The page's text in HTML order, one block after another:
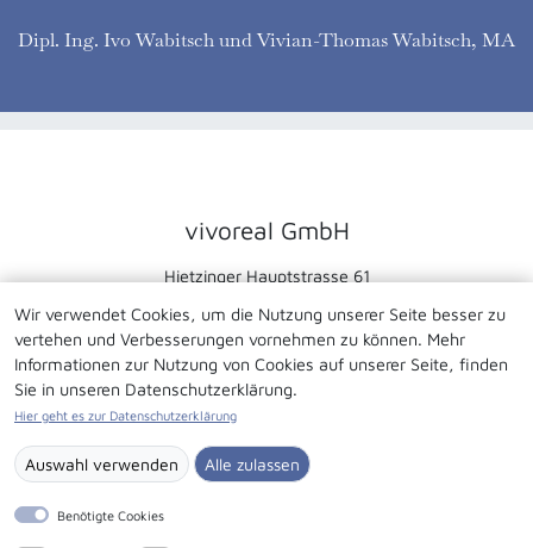
Dipl. Ing. Ivo Wabitsch und Vivian-Thomas Wabitsch, MA
vivoreal GmbH
Hietzinger Hauptstrasse 61
+43 664 855 47 31
(Fax) +43 1 315 46 04 16
office@vivoreal.at
©2026vivoreal GmbH
Wir verwendet Cookies, um die Nutzung unserer Seite besser zu
vertehen und Verbesserungen vornehmen zu können. Mehr
Informationen zur Nutzung von Cookies auf unserer Seite, finden
Sie in unseren Datenschutzerklärung.
Hier geht es zur Datenschutzerklärung
Auswahl verwenden Alle zulassen
Benötigte Cookies